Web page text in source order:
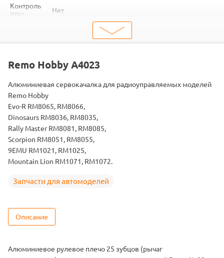
Контроль
РРЦ
Нет
2345678440238
запчасти
Детали подвески
Подходит
RH8066 / RH8081 / RH8085
Remo Hobby A4023
Алюминиевая сервокачалка для радиоуправляемых моделей
Remo Hobby
Evo-R RM8065, RM8066,
Dinosaurs RM8036, RM8035,
Rally Master RM8081, RM8085,
Scorpion RM8051, RM8055,
9EMU RM1021, RM1025,
Mountain Lion RM1071, RM1072.
Запчасти для автомоделей
Описание
Алюминиевое рулевое плечо 25 зубцов (рычаг